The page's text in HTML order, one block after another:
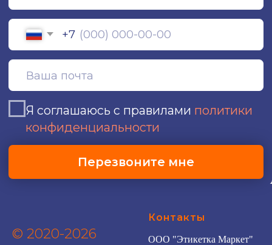
© 2020-2026
Контакты
ООО "Этикетка Маркет"